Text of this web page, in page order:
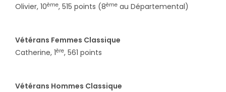
Olivier, 10ème, 515 points (8ème au Départemental)
Vétérans Femmes Classique
Catherine, 1ère, 561 points
Vétérans Hommes Classique